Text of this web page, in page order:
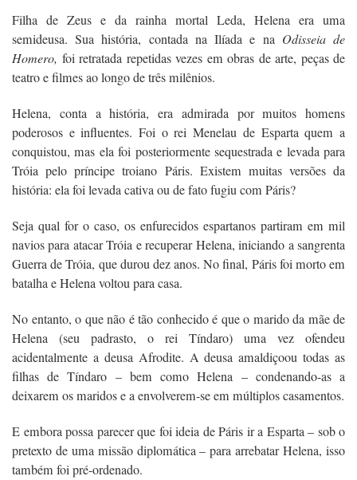
Filha de Zeus e da rainha mortal Leda, Helena era uma
semideusa. Sua história, contada na Ilíada e na Odisseia de
Homero, foi retratada repetidas vezes em obras de arte, peças de
teatro e filmes ao longo de três milênios.
Helena, conta a história, era admirada por muitos homens
poderosos e influentes. Foi o rei Menelau de Esparta quem a
conquistou, mas ela foi posteriormente sequestrada e levada para
Tróia pelo príncipe troiano Páris. Existem muitas versões da
história: ela foi levada cativa ou de fato fugiu com Páris?
Seja qual for o caso, os enfurecidos espartanos partiram em mil
navios para atacar Tróia e recuperar Helena, iniciando a sangrenta
Guerra de Tróia, que durou dez anos. No final, Páris foi morto em
batalha e Helena voltou para casa.
No entanto, o que não é tão conhecido é que o marido da mãe de
Helena (seu padrasto, o rei Tíndaro) uma vez ofendeu
acidentalmente a deusa Afrodite. A deusa amaldiçoou todas as
filhas de Tíndaro – bem como Helena – condenando-as a
deixarem os maridos e a envolverem-se em múltiplos casamentos.
E embora possa parecer que foi ideia de Páris ir a Esparta – sob o
pretexto de uma missão diplomática – para arrebatar Helena, isso
também foi pré-ordenado.